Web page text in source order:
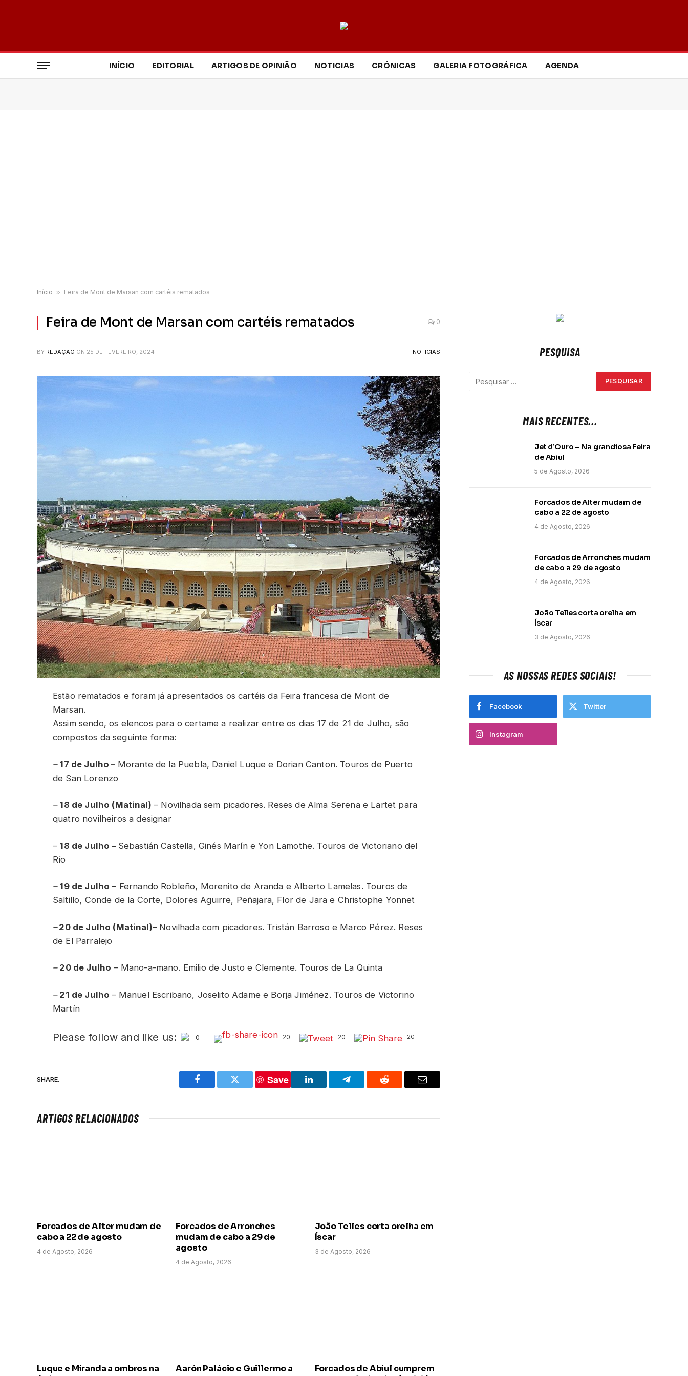
INÍCIO EDITORIAL ARTIGOS DE OPINIÃO NOTICIAS CRÓNICAS GALERIA FOTOGRÁFICA AGENDA
Início » Feira de Mont de Marsan com cartéis rematados
Feira de Mont de Marsan com cartéis rematados 0
BY REDAÇÃO ON 25 DE FEVEREIRO, 2024 NOTICIAS
Estão rematados e foram já apresentados os cartéis da Feira francesa de Mont de
Marsan.
Assim sendo, os elencos para o certame a realizar entre os dias 17 de 21 de Julho, são
compostos da seguinte forma:
– 17 de Julho – Morante de la Puebla, Daniel Luque e Dorian Canton. Touros de Puerto
de San Lorenzo
– 18 de Julho (Matinal) – Novilhada sem picadores. Reses de Alma Serena e Lartet para
quatro novilheiros a designar
– 18 de Julho – Sebastián Castella, Ginés Marín e Yon Lamothe. Touros de Victoriano del
Río
– 19 de Julho – Fernando Robleño, Morenito de Aranda e Alberto Lamelas. Touros de
Saltillo, Conde de la Corte, Dolores Aguirre, Peñajara, Flor de Jara e Christophe Yonnet
–20 de Julho (Matinal)– Novilhada com picadores. Tristán Barroso e Marco Pérez. Reses
de El Parralejo
– 20 de Julho – Mano-a-mano. Emilio de Justo e Clemente. Touros de La Quinta
– 21 de Julho– Manuel Escribano, Joselito Adame e Borja Jiménez. Touros de Victorino
Martín
Please follow and like us: 0 20 20 20
SHARE.
Facebook Twitter
Save
LinkedIn Telegram Reddit Email
ARTIGOS RELACIONADOS
Forcados de Alter mudam de
cabo a 22 de agosto
4 de Agosto, 2026
Forcados de Arronches
mudam de cabo a 29 de
agosto
4 de Agosto, 2026
João Telles corta orelha em
Íscar
3 de Agosto, 2026
Luque e Miranda a ombros na
Aarón Palácio e Guillermo a
Forcados de Abiul cumprem
PESQUISA
MAIS RECENTES...
Jet d’Ouro – Na grandiosa Feira
de Abiul
5 de Agosto, 2026
Forcados de Alter mudam de
cabo a 22 de agosto
4 de Agosto, 2026
Forcados de Arronches mudam
de cabo a 29 de agosto
4 de Agosto, 2026
João Telles corta orelha em
Íscar
3 de Agosto, 2026
AS NOSSAS REDES SOCIAIS!
Facebook Twitter
Instagram